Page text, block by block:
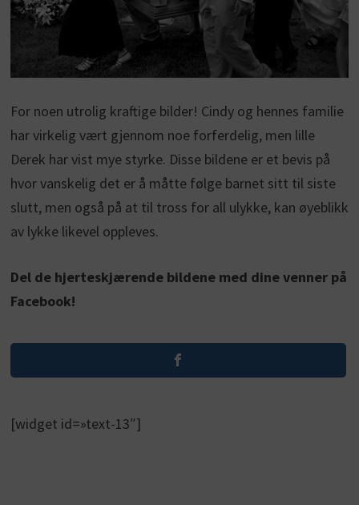
For noen utrolig kraftige bilder! Cindy og hennes familie
har virkelig vært gjennom noe forferdelig, men lille
Derek har vist mye styrke. Disse bildene er et bevis på
hvor vanskelig det er å måtte følge barnet sitt til siste
slutt, men også på at til tross for all ulykke, kan øyeblikk
av lykke likevel oppleves.
Del de hjerteskjærende bildene med dine venner på
Facebook!
[widget id=»text-13″]